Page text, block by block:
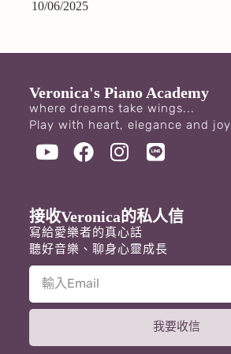
10/06/2025
Veronica's Piano Academy
where dreams take wings...
Play with heart, elegance and joy
接收Veronica的私人信
寫給愛樂者的真心話
聽好音樂、聊身心靈成長
我要收信